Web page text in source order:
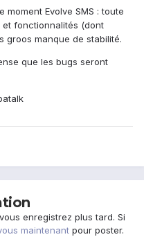
Evolve SMS : toute
fonctionnalités (dont
groos manque de stabilité.
que les bugs seront
enregistrez plus tard. Si
maintenant pour poster.